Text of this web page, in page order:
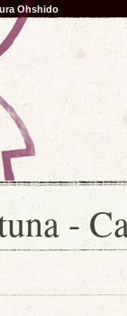
Ohshido
-